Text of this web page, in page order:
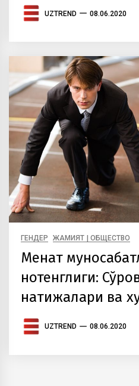
UZTREND 08.06.2020
ГЕНДЕР ЖАМИЯТ | ОБЩЕСТВО
Меҳнат
нотенглиги:
натижалари ва
UZTREND 08.06.2020